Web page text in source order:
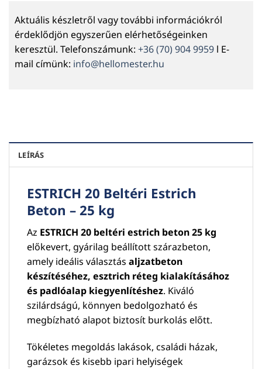
Aktuális készletről vagy további információkról
érdeklődjön egyszerűen elérhetőségeinken
keresztül. Telefonszámunk: +36 (70) 904 9959 l E-
mail címünk: info@hellomester.hu
LEÍRÁS
ESTRICH 20 Beltéri Estrich
Beton – 25 kg
Az ESTRICH 20 beltéri estrich beton 25 kg
előkevert, gyárilag beállított szárazbeton,
amely ideális választás aljzatbeton
készítéséhez, esztrich réteg kialakításához
és padlóalap kiegyenlítéshez. Kiváló
szilárdságú, könnyen bedolgozható és
megbízható alapot biztosít burkolás előtt.
Tökéletes megoldás lakások, családi házak,
garázsok és kisebb ipari helyiségek